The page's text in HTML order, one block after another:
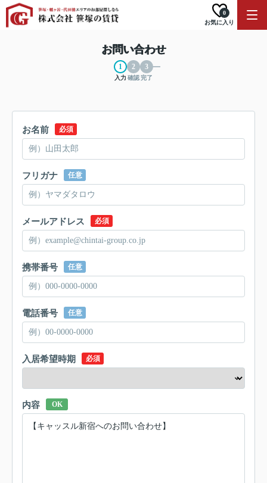
お気に入り
0
お問い合わせ
入力 確認完了
お名前 必須
フリガナ 任意
メールアドレス 必須
携帯番号 任意
電話番号 任意
入居希望時期 必須
内容 OK